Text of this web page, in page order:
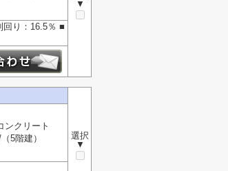
▼
回り：16.5％ ■
選択
▼
ンクリート
5階建）